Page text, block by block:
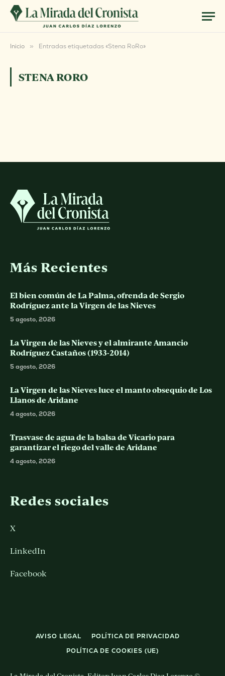
Inicio » Entradas etiquetadas «Stena RoRo»
STENA RORO
Más Recientes
El bien común de La Palma, ofrenda de Sergio
Rodríguez ante la Virgen de las Nieves
5 agosto, 2026
La Virgen de las Nieves y el almirante Amancio
Rodríguez Castaños (1933-2014)
5 agosto, 2026
La Virgen de las Nieves luce el manto obsequio de Los
Llanos de Aridane
4 agosto, 2026
Trasvase de agua de la balsa de Vicario para
garantizar el riego del valle de Aridane
4 agosto, 2026
Redes sociales
X
LinkedIn
Facebook
AVISO LEGAL
POLÍTICA DE PRIVACIDAD
POLÍTICA DE COOKIES (UE)